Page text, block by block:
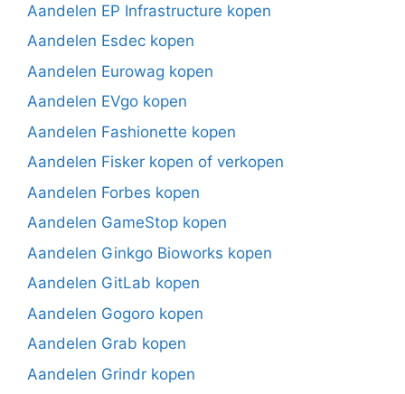
Aandelen EP Infrastructure kopen
Aandelen Esdec kopen
Aandelen Eurowag kopen
Aandelen EVgo kopen
Aandelen Fashionette kopen
Aandelen Fisker kopen of verkopen
Aandelen Forbes kopen
Aandelen GameStop kopen
Aandelen Ginkgo Bioworks kopen
Aandelen GitLab kopen
Aandelen Gogoro kopen
Aandelen Grab kopen
Aandelen Grindr kopen